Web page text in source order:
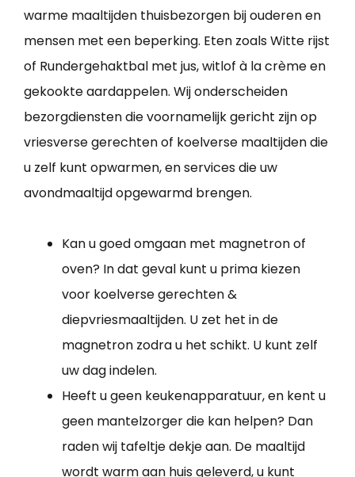
warme maaltijden thuisbezorgen bij ouderen en
mensen met een beperking. Eten zoals Witte rijst
of Rundergehaktbal met jus, witlof à la crème en
gekookte aardappelen. Wij onderscheiden
bezorgdiensten die voornamelijk gericht zijn op
vriesverse gerechten of koelverse maaltijden die
u zelf kunt opwarmen, en services die uw
avondmaaltijd opgewarmd brengen.
Kan u goed omgaan met magnetron of
oven? In dat geval kunt u prima kiezen
voor koelverse gerechten &
diepvriesmaaltijden. U zet het in de
magnetron zodra u het schikt. U kunt zelf
uw dag indelen.
Heeft u geen keukenapparatuur, en kent u
geen mantelzorger die kan helpen? Dan
raden wij tafeltje dekje aan. De maaltijd
wordt warm aan huis geleverd, u kunt